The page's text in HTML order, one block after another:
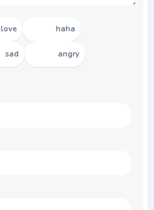
love haha
sad angry